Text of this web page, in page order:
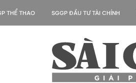
THỂ THAO SGGP ĐẦU TƯ TÀI CHÍNH